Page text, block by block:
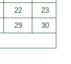
22
23
29
30